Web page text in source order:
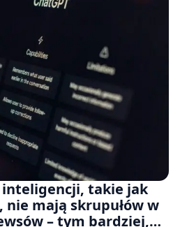
inteligencji, takie jak
nie mają skrupułów w
– tym bardziej,